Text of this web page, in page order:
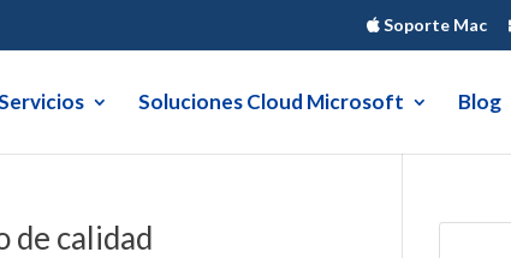
Soporte Mac
Soluciones Cloud Microsoft Blog
de calidad